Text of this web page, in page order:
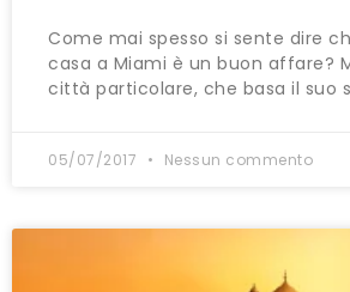
Come mai spesso si sente dire
casa a Miami è un buon affare?
città particolare, che basa il suo
05/07/2017 Nessun commento